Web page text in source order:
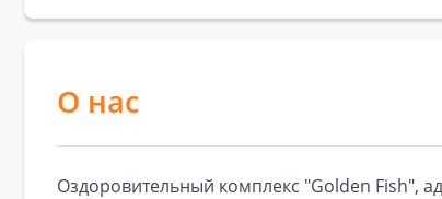
О нас
Оздоровительный комплекс "Golden Fish",